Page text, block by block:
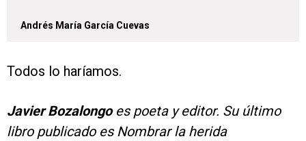
Andrés María García Cuevas
Todos lo haríamos.
Javier Bozalongo es poeta y editor. Su último
libro publicado es Nombrar la herida